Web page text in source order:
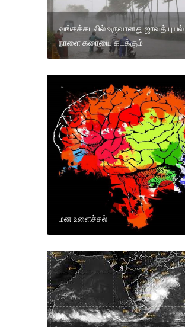
வங்கக்கடலில் உருவானது ஜாவத் புயல்
நாளை கரையை கடக்கும்
மன உளைச்சல்